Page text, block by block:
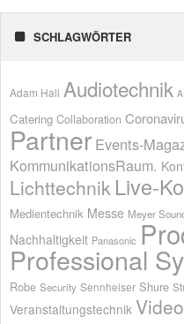
SCHLAGWÖRTER
Adam Hall Audiotechnik
Catering Collaboration
Partner Events-
KommunikationsRaum.
Lichttechnik Live-
Medientechnik Messe Meyer
Nachhaltigkeit Panasonic
Professional
Robe Security Sennheiser Shure
Veranstaltungstechnik